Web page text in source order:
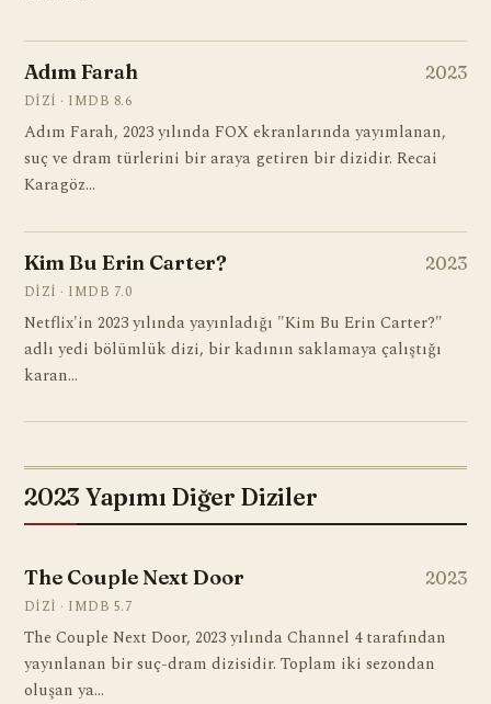
Adım Farah 2023
DIZI · IMDB 8.6
Adım Farah, 2023 yılında FOX ekranlarında yayımlanan,
suç ve dram türlerini bir araya getiren bir dizidir. Recai
Karagöz…
Kim Bu Erin Carter? 2023
DIZI · IMDB 7.0
Netflix'in 2023 yılında yayınladığı "Kim Bu Erin Carter?"
adlı yedi bölümlük dizi, bir kadının saklamaya çalıştığı
karan…
2023 Yapımı Diğer Diziler
The Couple Next Door 2023
DIZI · IMDB 5.7
The Couple Next Door, 2023 yılında Channel 4 tarafından
yayınlanan bir suç-dram dizisidir. Toplam iki sezondan
oluşan ya…